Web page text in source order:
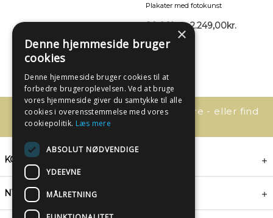
Plakater med fotokunst
89,00kr. – 2.249,00kr.
Har du spørgsmål, så kontakt os bare - eller find
svaret her:
KONTAKT
NYHEDSBREV
×
Denne hjemmeside bruger
cookies
Denne hjemmeside bruger cookies til at
forbedre brugeroplevelsen. Ved at bruge
vores hjemmeside giver du samtykke til alle
cookies i overensstemmelse med vores
cookiepolitik. Læs mere
ABSOLUT NØDVENDIGE
YDEEVNE
MÅLRETNING